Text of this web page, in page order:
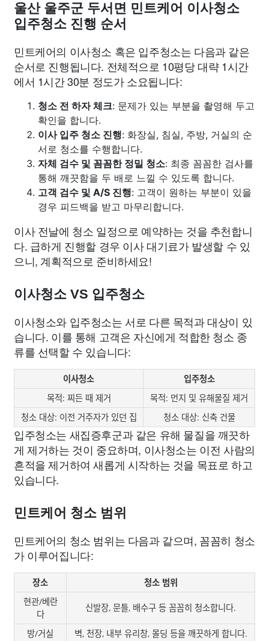
울산 울주군 두서면 민트케어 이사청소
입주청소 진행 순서
민트케어의 이사청소 혹은 입주청소는 다음과 같은
순서로 진행됩니다. 전체적으로 10평당 대략 1시간
에서 1시간 30분 정도가 소요됩니다:
청소 전 하자 체크: 문제가 있는 부분을 촬영해 두고
확인을 합니다.
이사 입주 청소 진행: 화장실, 침실, 주방, 거실의 순
서로 청소를 수행합니다.
자체 검수 및 꼼꼼한 정밀 청소: 최종 꼼꼼한 검사를
통해 깨끗함을 두 배로 느낄 수 있도록 합니다.
고객 검수 및 A/S 진행: 고객이 원하는 부분이 있을
경우 피드백을 받고 마무리합니다.
이사 전날에 청소 일정으로 예약하는 것을 추천합니
다. 급하게 진행할 경우 이사 대기료가 발생할 수 있
으니, 계획적으로 준비하세요!
이사청소 VS 입주청소
이사청소와 입주청소는 서로 다른 목적과 대상이 있
습니다. 이를 통해 고객은 자신에게 적합한 청소 종
류를 선택할 수 있습니다:
이사청소
입주청소
목적: 찌든 때 제거
목적: 먼지 및 유해물질 제거
청소 대상: 이전 거주자가 있던 집
청소 대상: 신축 건물
입주청소는 새집증후군과 같은 유해 물질을 깨끗하
게 제거하는 것이 중요하며, 이사청소는 이전 사람의
흔적을 제거하여 새롭게 시작하는 것을 목표로 하고
있습니다.
민트케어 청소 범위
민트케어의 청소 범위는 다음과 같으며, 꼼꼼히 청소
가 이루어집니다:
장소
청소 범위
현관/베란
다
신발장, 문틀, 배수구 등 꼼꼼히 청소합니다.
방/거실 벽, 천장, 내부 유리창, 몰딩 등을 깨끗하게 합니다.